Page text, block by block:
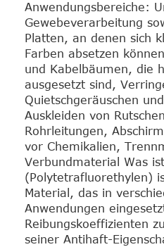
Anwendungsbereiche:
Gewebeverarbeitung
Platten, an denen sich
Farben absetzen
und Kabelbäumen, die
ausgesetzt sind,
Quietschgeräuschen
Auskleiden von
Rohrleitungen,
vor Chemikalien,
Verbundmaterial Was ist
(Polytetrafluorethylen)
Material, das in
Anwendungen
Reibungskoeffizienten
seiner Antihaft-